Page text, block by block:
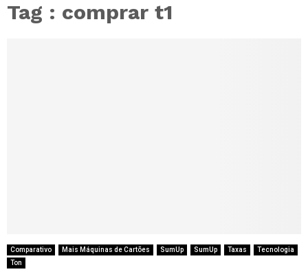
Tag : comprar t1
Comparativo Mais Máquinas de Cartões SumUp SumUp Taxas
Tecnologia
Ton